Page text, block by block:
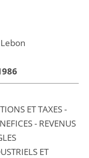
ET TAXES -
- REVENUS
ET